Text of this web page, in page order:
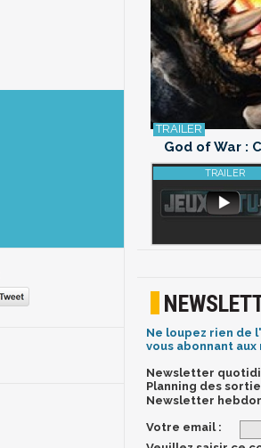
God of War :
Ne loupez rien de
vous abonnant
Newsletter
Planning des
Newsletter
Votre email :